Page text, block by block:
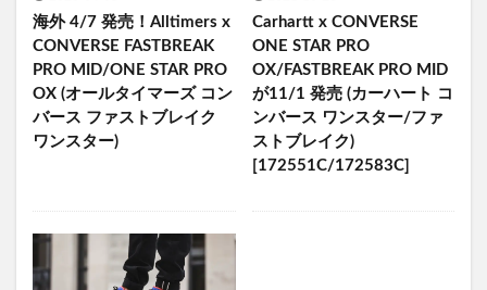
海外 4/7 発売！Alltimers x
CONVERSE FASTBREAK
PRO MID/ONE STAR PRO
OX (オールタイマーズ コン
バース ファストブレイク
ワンスター)
Carhartt x CONVERSE
ONE STAR PRO
OX/FASTBREAK PRO MID
が11/1 発売 (カーハート コ
ンバース ワンスター/ファ
ストブレイク)
[172551C/172583C]